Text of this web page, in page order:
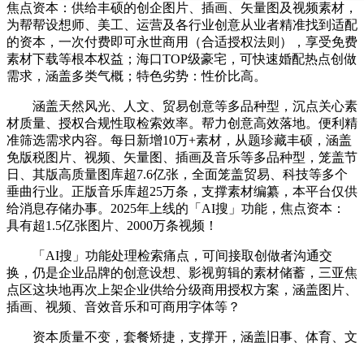
焦点资本：供给丰硕的创企图片、插画、矢量图及视频素材，
为帮帮设想师、美工、运营及各行业创意从业者精准找到适配
的资本，一次付费即可永世商用（合适授权法则），享受免费
素材下载等根本权益；海口TOP级豪宅，可快速婚配热点创做
需求，涵盖多类气概；特色劣势：性价比高。
涵盖天然风光、人文、贸易创意等多品种型，沉点关心素
材质量、授权合规性取检索效率。帮力创意高效落地。便利精
准筛选需求内容。每日新增10万+素材，从题珍藏丰硕，涵盖
免版税图片、视频、矢量图、插画及音乐等多品种型，笼盖节
日、其版高质量图库超7.6亿张，全面笼盖贸易、科技等多个
垂曲行业。正版音乐库超25万条，支撑素材编纂，本平台仅供
给消息存储办事。2025年上线的「AI搜」功能，焦点资本：
具有超1.5亿张图片、2000万条视频！
「AI搜」功能处理检索痛点，可间接取创做者沟通交
换，仍是企业品牌的创意设想、影视剪辑的素材储蓄，三亚焦
点区这块地再次上架企业供给分级商用授权方案，涵盖图片、
插画、视频、音效音乐和可商用字体等？
资本质量不变，套餐矫捷，支撑开，涵盖旧事、体育、文